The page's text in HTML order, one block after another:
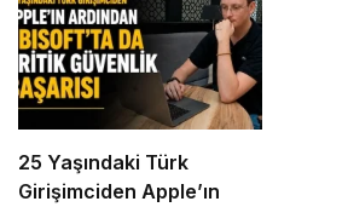
25 Yaşındaki Türk
Girişimciden Apple’ın